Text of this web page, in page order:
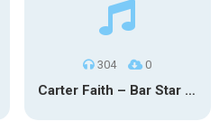
304 0
Carter Faith – Bar Star Vevo